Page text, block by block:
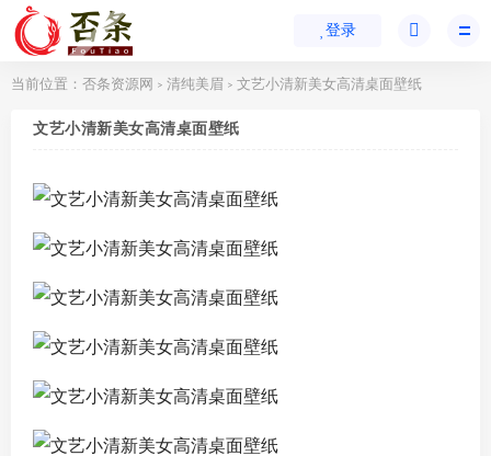
登录
当前位置： 否条资源网 > 清纯美眉 > 文艺小清新美女高清桌面壁纸
文艺小清新美女高清桌面壁纸